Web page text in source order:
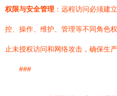
权限与安全管理 ：远程访问必须建
控、操作、维护、管理等不同角色
止未授权访问和网络攻击，确保生
###